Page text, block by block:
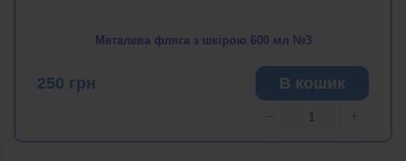
Металева фляга з шкірою 600 мл №3
250 грн В кошик